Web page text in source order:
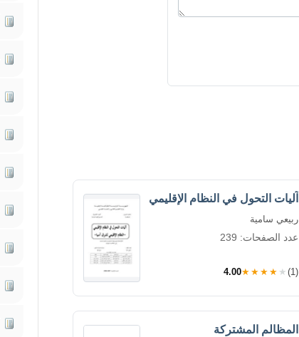
آليات التحول في النظام الإقليمي
ربيعي سامية
عدد الصفحات: 239
4.00★★★★★ (1)
المظالم المشتركة